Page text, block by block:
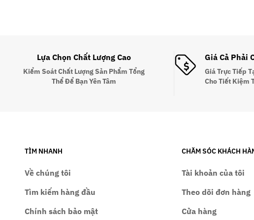
Lựa Chọn Chất Lượng Cao
Kiểm Soát Chất Lượng Sản Phẩm Tổng
Thể Để Bạn Yên Tâm
Giá Cả Phải
Giá Trực Tiếp
Cho Tiết Kiệm
TÌM NHANH
Về chúng tôi
Tìm kiếm hàng đầu
Chính sách bảo mật
CHĂM SÓC KHÁCH
Tài khoản của tôi
Theo dõi đơn hàng
Cửa hàng